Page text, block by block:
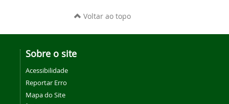
Voltar ao topo
Sobre o site
Acessibilidade
Reportar Erro
Mapa do Site